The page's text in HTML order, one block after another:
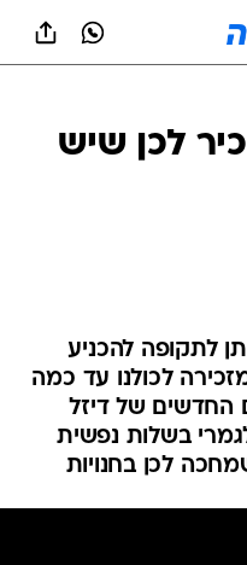
לכן שיש
לתקופה להכניע
לכולנו עד כמה
החדשים של דיזל
לגמרי בשלות נפשית
לכן בחנויות